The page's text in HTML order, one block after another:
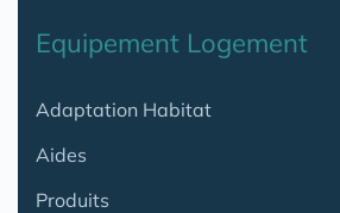
Equipement Logement
Adaptation Habitat
Aides
Produits